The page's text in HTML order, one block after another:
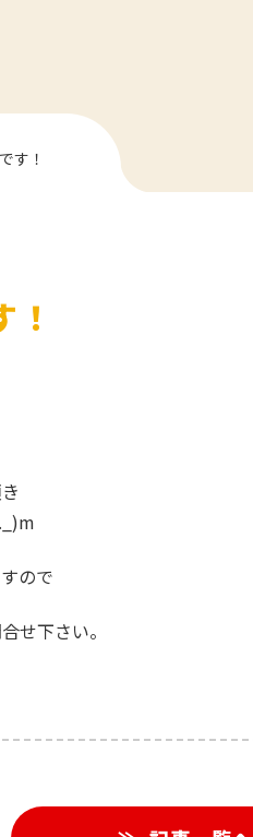
す！
ので
せ下さい。